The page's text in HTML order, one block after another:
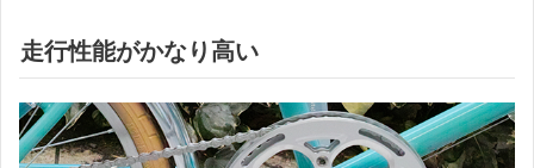
走行性能がかなり高い